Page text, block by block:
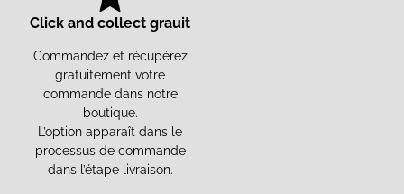
Click and collect grauit
Commandez et récupérez
gratuitement votre
commande dans notre
boutique.
L’option apparaît dans le
processus de commande
dans l’étape livraison.